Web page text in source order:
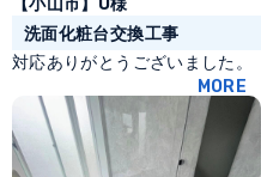
洗面化粧台交換工事
対応ありがとうございました。
MORE